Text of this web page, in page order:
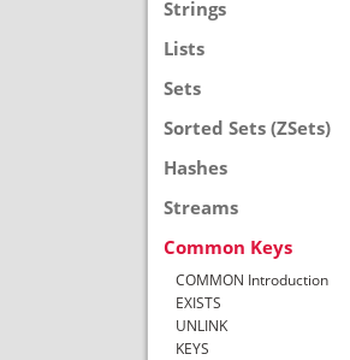
Strings
Lists
Sets
Sorted Sets (ZSets)
Hashes
Streams
Common Keys
COMMON Introduction
EXISTS
UNLINK
KEYS